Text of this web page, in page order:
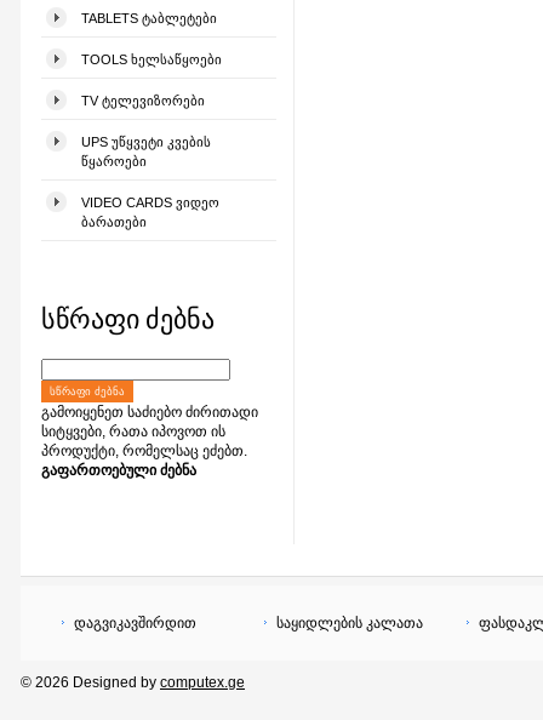
TABLETS ᲢᲐᲑᲚᲔᲢᲔᲑᲘ
TOOLS ᲮᲔᲚᲡᲐᲬᲧᲝᲔᲑᲘ
TV ᲢᲔᲚᲔᲕᲘᲖᲝᲠᲔᲑᲘ
UPS ᲣᲬᲧᲕᲔᲢᲘ ᲙᲕᲔᲑᲘᲡ
ᲬᲧᲐᲠᲝᲔᲑᲘ
VIDEO CARDS ᲕᲘᲓᲔᲝ
ᲑᲐᲠᲐᲗᲔᲑᲘ
სწრაფი ძებნა
ᲡᲬᲠᲐᲤᲘ ᲫᲔᲑᲜᲐ
გამოიყენეთ საძიებო ძირითადი
სიტყვები, რათა იპოვოთ ის
პროდუქტი, რომელსაც ეძებთ.
გაფართოებული ძებნა
დაგვიკავშირდით საყიდლების კალათა
© 2026 Designed by computex.ge